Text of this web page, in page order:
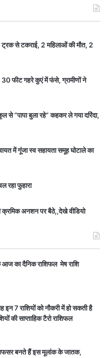
से टकराई, 2 महिलाओं की मौत, 2
30 फीट गहरे कुएं में फंसे, ग्रामीणों ने
से “पापा बुला रहे” कहकर ले गया दरिंदा,
में गूंजा स्व सहायता समूह घोटाले का
रहा फुहारा
क्रमिक अनशन पर बैठे,,देखे वीडियो
आज का दैनिक राशिफल मेष राशि
इन 7 राशियों को नौकरी में हो सकती है
की साप्ताहिक टैरो राशिफल
बनते हैं इस मूलांक के जातक,